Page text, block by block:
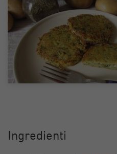
Ingredienti